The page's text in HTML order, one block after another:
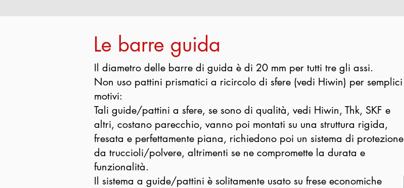
Le barre guida
Il diametro delle barre di guida è di 20 mm per tutti tre gli assi.
Non uso pattini prismatici a ricircolo di sfere (vedi Hiwin) per semplici
motivi:
Tali guide/pattini a sfere, se sono di qualità, vedi Hiwin, Thk, SKF e
altri, costano parecchio, vanno poi montati su una struttura rigida,
fresata e perfettamente piana, richiedono poi un sistema di protezione
da truccioli/polvere, altrimenti se ne compromette la durata e
funzionalità.
Il sistema a guide/pattini è solitamente usato su frese economiche